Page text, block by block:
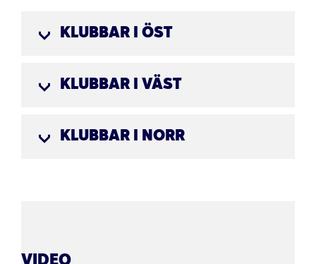
KLUBBAR I ÖST
KLUBBAR I VÄST
KLUBBAR I NORR